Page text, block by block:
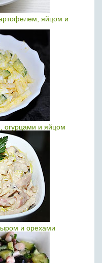
яйцом и
огурцами и яйцом
и орехами